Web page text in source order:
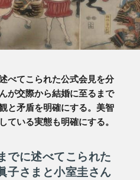
べてこられた公式会見を分
が交際から結婚に至るまで
と矛盾を明確にする。美智
ている実態も明確にする。
でに述べてこられた
子さまと小室圭さん